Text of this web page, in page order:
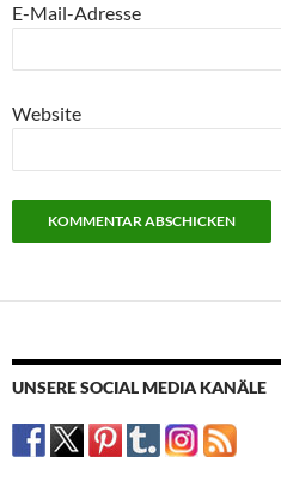
E-Mail-Adresse
Website
UNSERE SOCIAL MEDIA KANÄLE